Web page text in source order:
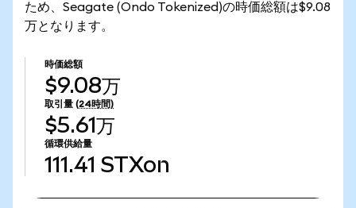
ため、Seagate (Ondo Tokenized)の時価総額は$9.08
万となります。
時価総額
$9.08万
取引量 (24時間)
$5.61万
循環供給量
111.41 STXon